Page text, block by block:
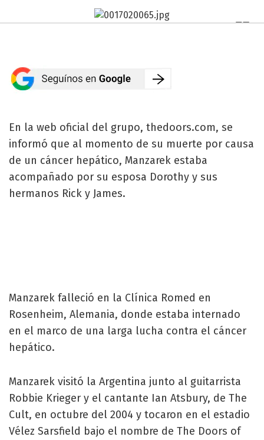
En la web oficial del grupo, thedoors.com, se
informó que al momento de su muerte por causa
de un cáncer hepático, Manzarek estaba
acompañado por su esposa Dorothy y sus
hermanos Rick y James.
Manzarek falleció en la Clínica Romed en
Rosenheim, Alemania, donde estaba internado
en el marco de una larga lucha contra el cáncer
hepático.
Manzarek visitó la Argentina junto al guitarrista
Robbie Krieger y el cantante Ian Atsbury, de The
Cult, en octubre del 2004 y tocaron en el estadio
Vélez Sarsfield bajo el nombre de The Doors of